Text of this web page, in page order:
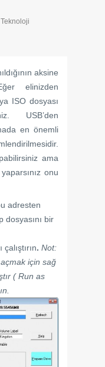
Teknoloji
aksine
elinizden
ISO dosyası
USB’den
en önemli
ama
onu
adresten
dosyasını bir
. Not:
için sağ
( Run as